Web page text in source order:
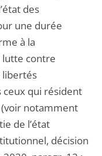
des
une durée
à la
lutte contre
libertés
qui résident
notamment
de l’état
décision